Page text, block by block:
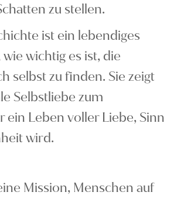
zu stellen.
ist ein lebendiges
wichtig es ist, die
selbst zu finden. Sie zeigt
Selbstliebe zum
ein Leben voller Liebe, Sinn
wird.
Mission, Menschen auf